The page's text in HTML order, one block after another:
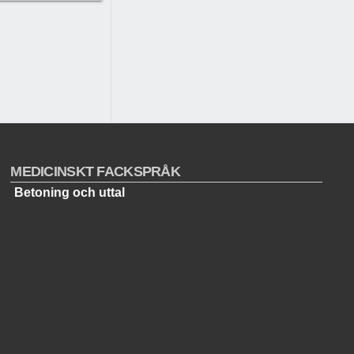
MEDICINSKT FACKSPRÅK
Betoning och uttal